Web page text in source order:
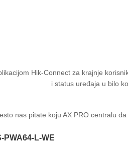
Hik-Connect za krajnje
i status uređaja u bilo
nas pitate koju AX PRO centralu
PWA64-L-WE